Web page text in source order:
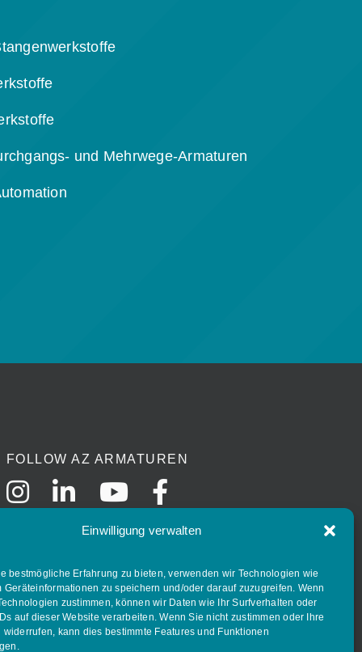
Einwilligung verwalten
bestmögliche Erfahrung zu bieten, verwenden wir Technologien wie
Geräteinformationen zu speichern und/oder darauf zuzugreifen. Wenn
zustimmen, können wir Daten wie Ihr Surfverhalten oder
auf dieser Website verarbeiten. Wenn Sie nicht zustimmen oder Ihre
widerrufen, kann dies bestimmte Features und Funktionen
und Mehrwege-Armaturen
FOLLOW AZ ARMATUREN